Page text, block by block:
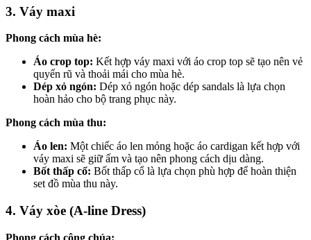
3. Váy maxi
Phong cách mùa hè:
Áo crop top: Kết hợp váy maxi với áo crop top sẽ tạo nên vẻ
quyến rũ và thoải mái cho mùa hè.
Dép xỏ ngón: Dép xỏ ngón hoặc dép sandals là lựa chọn
hoàn hảo cho bộ trang phục này.
Phong cách mùa thu:
Áo len: Một chiếc áo len mỏng hoặc áo cardigan kết hợp với
váy maxi sẽ giữ ấm và tạo nên phong cách dịu dàng.
Bốt thấp cổ: Bốt thấp cổ là lựa chọn phù hợp để hoàn thiện
set đồ mùa thu này.
4. Váy xòe (A-line Dress)
Phong cách công chúa: